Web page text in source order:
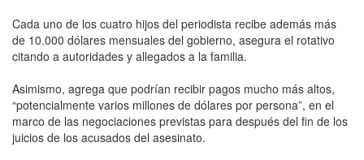
Cada uno de los cuatro hijos del periodista recibe además más
de 10.000 dólares mensuales del gobierno, asegura el rotativo
citando a autoridades y allegados a la familia.
Asimismo, agrega que podrían recibir pagos mucho más altos,
“potencialmente varios millones de dólares por persona”, en el
marco de las negociaciones previstas para después del fin de los
juicios de los acusados del asesinato.